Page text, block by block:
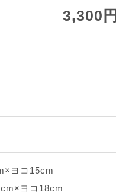
ヨコ15cm
ヨコ18cm
3,300円